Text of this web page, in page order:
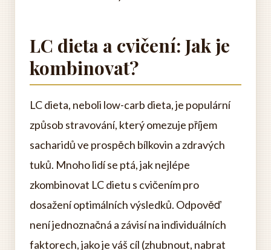
LC dieta a cvičení: Jak je
kombinovat?
LC dieta, neboli low-carb dieta, je populární
způsob stravování, který omezuje příjem
sacharidů ve prospěch bílkovin a zdravých
tuků. Mnoho lidí se ptá, jak nejlépe
zkombinovat LC dietu s cvičením pro
dosažení optimálních výsledků. Odpověď
není jednoznačná a závisí na individuálních
faktorech, jako je váš cíl (zhubnout, nabrat